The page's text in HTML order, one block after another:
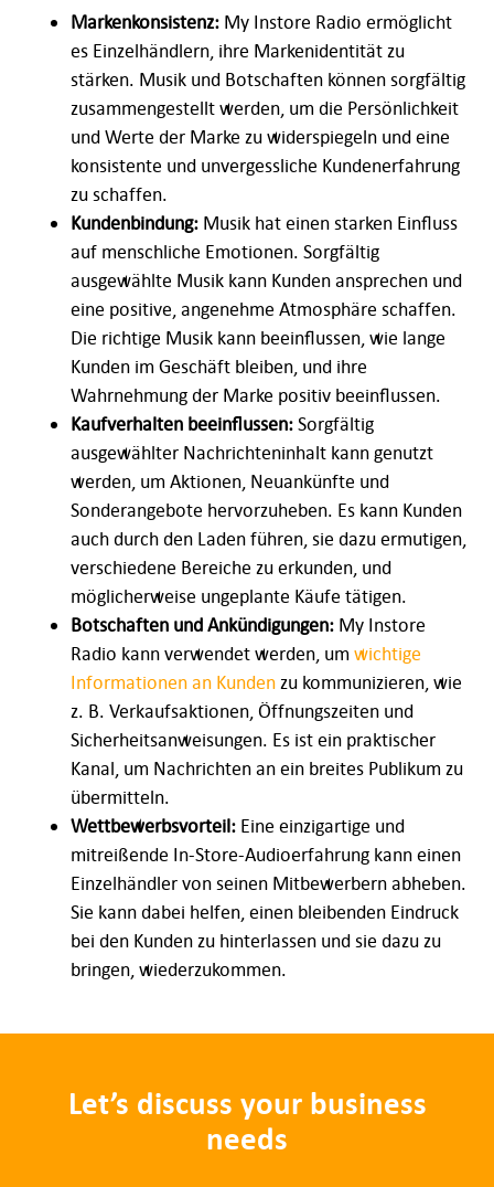
Markenkonsistenz:My Instore Radio ermöglicht
es Einzelhändlern, ihre Markenidentität zu
stärken. Musik und Botschaften können sorgfältig
zusammengestellt werden, um die Persönlichkeit
und Werte der Marke zu widerspiegeln und eine
konsistente und unvergessliche Kundenerfahrung
zu schaffen.
Kundenbindung:Musik hat einen starken Einfluss
auf menschliche Emotionen. Sorgfältig
ausgewählte Musik kann Kunden ansprechen und
eine positive, angenehme Atmosphäre schaffen.
Die richtige Musik kann beeinflussen, wie lange
Kunden im Geschäft bleiben, und ihre
Wahrnehmung der Marke positiv beeinflussen.
Kaufverhalten beeinflussen:Sorgfältig
ausgewählter Nachrichteninhalt kann genutzt
werden, um Aktionen, Neuankünfte und
Sonderangebote hervorzuheben. Es kann Kunden
auch durch den Laden führen, sie dazu ermutigen,
verschiedene Bereiche zu erkunden, und
möglicherweise ungeplante Käufe tätigen.
Botschaften und Ankündigungen:My Instore
Radio kann verwendet werden, um wichtige
Informationen an Kundenzu kommunizieren, wie
z. B. Verkaufsaktionen, Öffnungszeiten und
Sicherheitsanweisungen. Es ist ein praktischer
Kanal, um Nachrichten an ein breites Publikum zu
übermitteln.
Wettbewerbsvorteil:Eine einzigartige und
mitreißende In-Store-Audioerfahrung kann einen
Einzelhändler von seinen Mitbewerbern abheben.
Sie kann dabei helfen, einen bleibenden Eindruck
bei den Kunden zu hinterlassen und sie dazu zu
bringen, wiederzukommen.
Let’s discuss your business
needs